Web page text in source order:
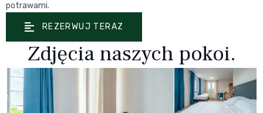
potrawami.
REZERWUJ TERAZ
Zdjęcia naszych pokoi.